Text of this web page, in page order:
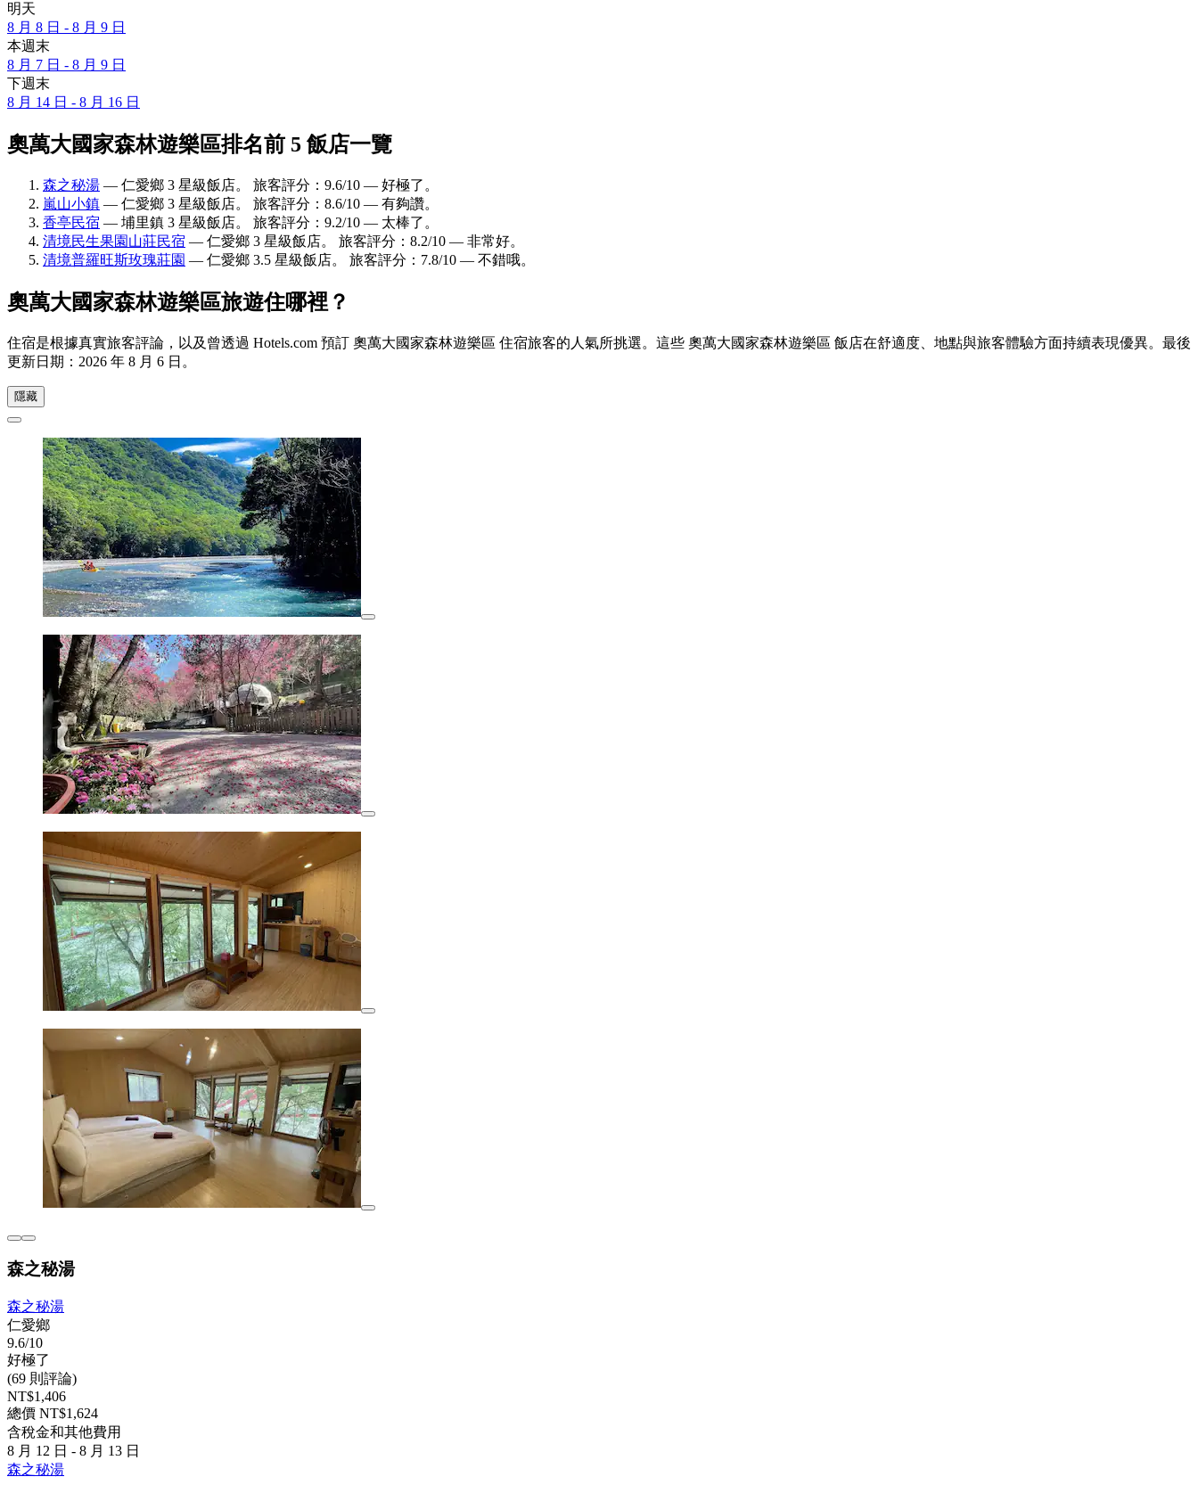
明天
8 月 8 日 - 8 月 9 日
本週末
8 月 7 日 - 8 月 9 日
下週末
8 月 14 日 - 8 月 16 日
奧萬大國家森林遊樂區排名前 5 飯店一覽
森之秘湯 — 仁愛鄉 3 星級飯店。 旅客評分：9.6/10 — 好極了。
嵐山小鎮 — 仁愛鄉 3 星級飯店。 旅客評分：8.6/10 — 有夠讚。
香亭民宿 — 埔里鎮 3 星級飯店。 旅客評分：9.2/10 — 太棒了。
清境民生果園山莊民宿 — 仁愛鄉 3 星級飯店。 旅客評分：8.2/10 — 非常好。
清境普羅旺斯玫瑰莊園 — 仁愛鄉 3.5 星級飯店。 旅客評分：7.8/10 — 不錯哦。
奧萬大國家森林遊樂區旅遊住哪裡？
住宿是根據真實旅客評論，以及曾透過 Hotels.com 預訂 奧萬大國家森林遊樂區 住宿旅客的人氣所挑選。這些 奧萬大國家森林遊樂區 飯店在舒適度、地點與旅客體驗方面持續表現優異。最後
更新日期： 2026 年 8 月 6 日 。
隱藏
森之秘湯
森之秘湯
仁愛鄉
9.6/10
好極了
(69 則評論)
NT$1,406
總價 NT$1,624
含稅金和其他費用
8 月 12 日 - 8 月 13 日
森之秘湯